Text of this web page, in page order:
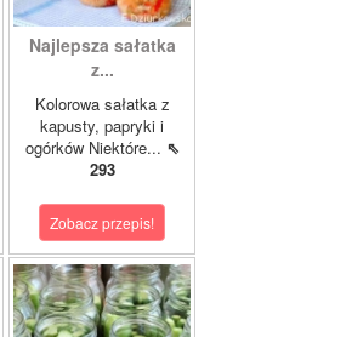
Najlepsza sałatka
z...
Kolorowa sałatka z
kapusty, papryki i
ogórków Niektóre... ⇖
293
Zobacz przepis!